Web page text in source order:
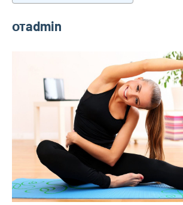
отadmin